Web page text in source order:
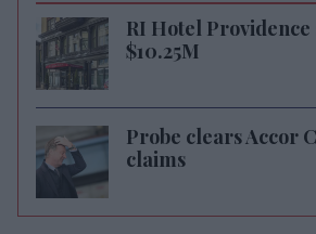
RI Hotel
$10.25M
Probe clears Accor
claims